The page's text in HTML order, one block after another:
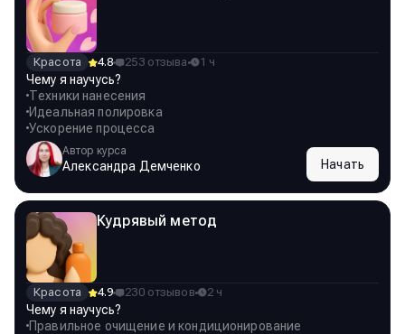
Красота 4.8 253 отзыва 1 ч
Чему я научусь?
Техники нанесения
Идеальная полировка
Ускорение процесса
Автор курса
Александра Демченко Начать
Кудрявый метод
Красота 4.9 230 отзывов 2 ч
Чему я научусь?
Правильное очищение и кондиционирование